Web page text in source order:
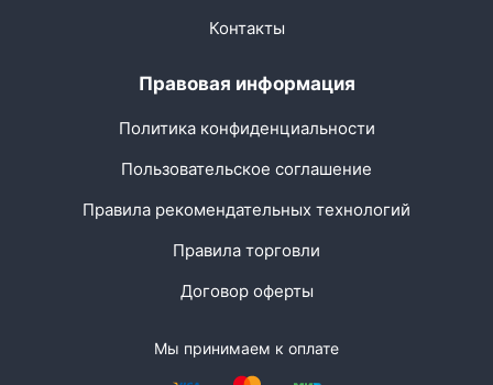
Контакты
Правовая информация
Политика конфиденциальности
Пользовательское соглашение
Правила рекомендательных технологий
Правила торговли
Договор оферты
Мы принимаем к оплате